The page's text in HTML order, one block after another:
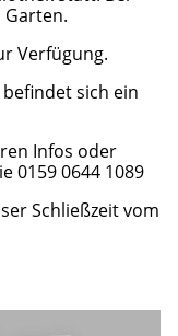
Verfügung.
sich ein
Infos oder
0159 0644 1089
Schließzeit vom